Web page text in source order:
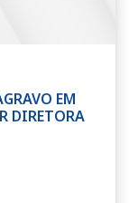
EM
DIRETORA